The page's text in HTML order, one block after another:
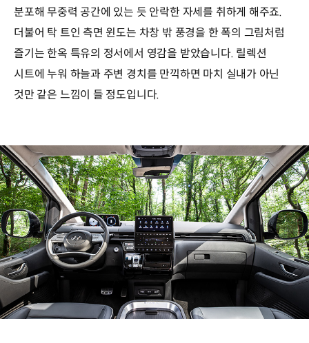
분포해 무중력 공간에 있는 듯 안락한 자세를 취하게 해주죠.
더불어 탁 트인 측면 윈도는 차창 밖 풍경을 한 폭의 그림처럼
즐기는 한옥 특유의 정서에서 영감을 받았습니다. 릴렉션
시트에 누워 하늘과 주변 경치를 만끽하면 마치 실내가 아닌
것만 같은 느낌이 들 정도입니다.